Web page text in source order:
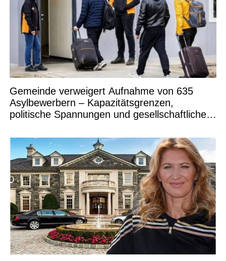
Gemeinde verweigert Aufnahme von 635
Asylbewerbern – Kapazitätsgrenzen,
politische Spannungen und gesellschaftliche